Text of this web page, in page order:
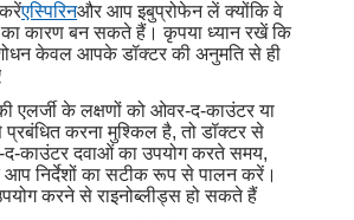
करेंएस्पिरिनऔर आप इबुप्रोफेन लें क्योंकि वे
कारण बन सकते हैं। कृपया ध्यान रखें कि
केवल आपके डॉक्टर की अनुमति से ही
एलर्जी के लक्षणों को ओवर-द-काउंटर या
प्रबंधित करना मुश्किल है, तो डॉक्टर से
द-काउंटर दवाओं का उपयोग करते समय,
आप निर्देशों का सटीक रूप से पालन करें।
करने से राइनोब्लीड्स हो सकते हैं